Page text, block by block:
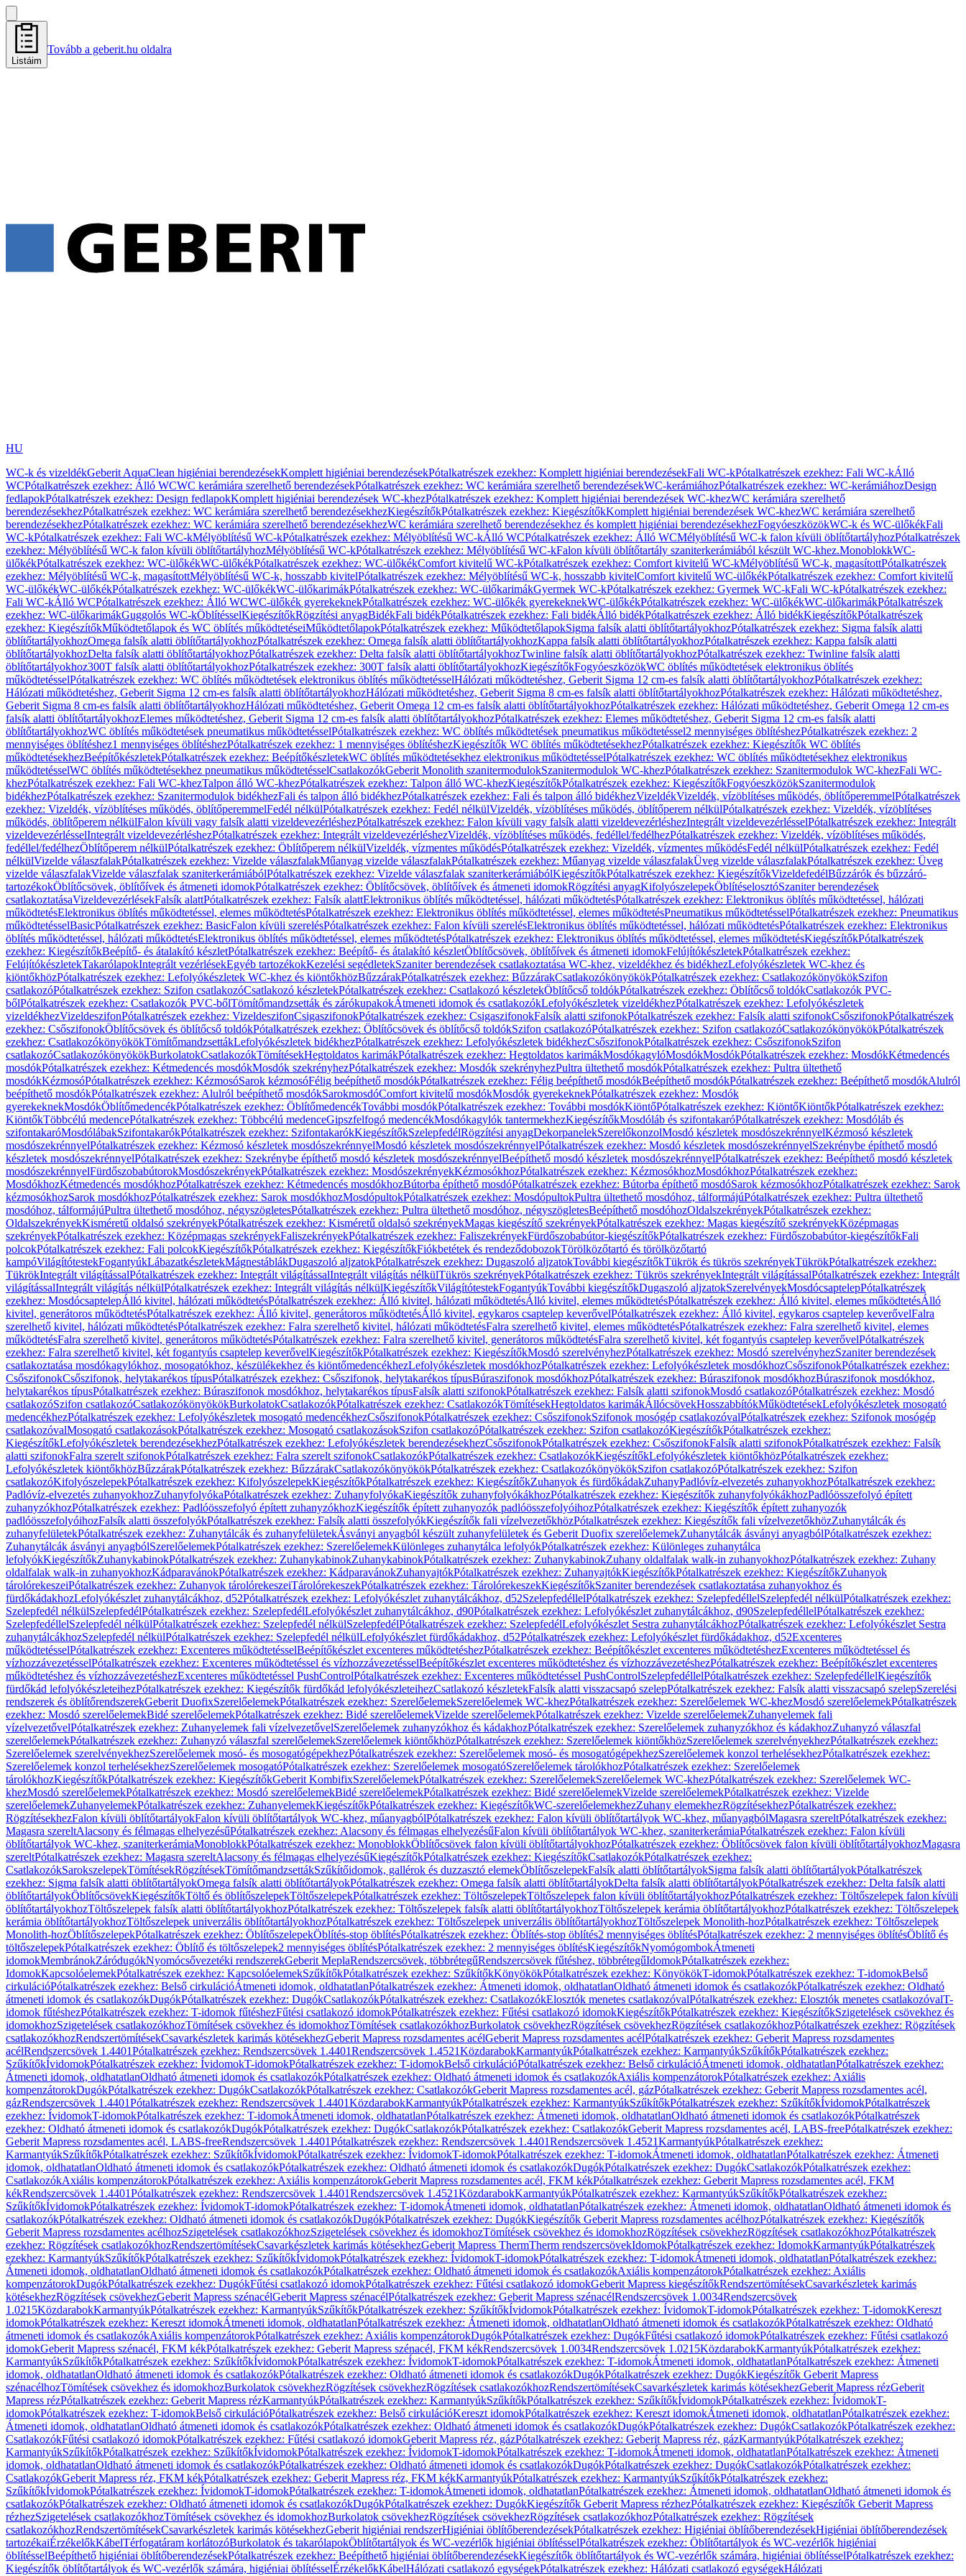
Listáim
Tovább a geberit.hu oldalra
HU
WC-k és vizeldékGeberit AquaClean higiéniai berendezésekKomplett higiéniai berendezésekPótalkatrészek ezekhez: Komplett higiéniai berendezésekFali WC-kPótalkatrészek ezekhez: Fali WC-kÁlló
WCPótalkatrészek ezekhez: Álló WCWC kerámiára szerelhető berendezésekPótalkatrészek ezekhez: WC kerámiára szerelhető berendezésekWC-kerámiáhozPótalkatrészek ezekhez: WC-kerámiáhozDesign
fedlapokPótalkatrészek ezekhez: Design fedlapokKomplett higiéniai berendezések WC-khezPótalkatrészek ezekhez: Komplett higiéniai berendezések WC-khezWC kerámiára szerelhető
berendezésekhezPótalkatrészek ezekhez: WC kerámiára szerelhető berendezésekhezKiegészítőkPótalkatrészek ezekhez: KiegészítőkKomplett higiéniai berendezések WC-khezWC kerámiára szerelhető
berendezésekhezPótalkatrészek ezekhez: WC kerámiára szerelhető berendezésekhezWC kerámiára szerelhető berendezésekhez és komplett higiéniai berendezésekhezFogyóeszközökWC-k és WC-ülőkékFali
WC-kPótalkatrészek ezekhez: Fali WC-kMélyöblítésű WC-kPótalkatrészek ezekhez: Mélyöblítésű WC-kÁlló WCPótalkatrészek ezekhez: Álló WCMélyöblítésű WC-k falon kívüli öblítőtartályhozPótalkatrészek
ezekhez: Mélyöblítésű WC-k falon kívüli öblítőtartályhozMélyöblítésű WC-kPótalkatrészek ezekhez: Mélyöblítésű WC-kFalon kívüli öblítőtartály szaniterkerámiából készült WC-khez.MonoblokkWC-
ülőkékPótalkatrészek ezekhez: WC-ülőkékWC-ülőkékPótalkatrészek ezekhez: WC-ülőkékComfort kivitelű WC-kPótalkatrészek ezekhez: Comfort kivitelű WC-kMélyöblítésű WC-k, magasítottPótalkatrészek
ezekhez: Mélyöblítésű WC-k, magasítottMélyöblítésű WC-k, hosszabb kivitelPótalkatrészek ezekhez: Mélyöblítésű WC-k, hosszabb kivitelComfort kivitelű WC-ülőkékPótalkatrészek ezekhez: Comfort kivitelű
WC-ülőkékWC-ülőkékPótalkatrészek ezekhez: WC-ülőkékWC-ülőkarimákPótalkatrészek ezekhez: WC-ülőkarimákGyermek WC-kPótalkatrészek ezekhez: Gyermek WC-kFali WC-kPótalkatrészek ezekhez:
Fali WC-kÁlló WCPótalkatrészek ezekhez: Álló WCWC-ülőkék gyerekeknekPótalkatrészek ezekhez: WC-ülőkék gyerekeknekWC-ülőkékPótalkatrészek ezekhez: WC-ülőkékWC-ülőkarimákPótalkatrészek
ezekhez: WC-ülőkarimákGuggolós WC-kÖblítésselKiegészítőkRögzítési anyagBidékFali bidékPótalkatrészek ezekhez: Fali bidékÁlló bidékPótalkatrészek ezekhez: Álló bidékKiegészítőkPótalkatrészek
ezekhez: KiegészítőkMűködtetőlapok és WC öblítés működtetéseiMűködtetőlapokPótalkatrészek ezekhez: MűködtetőlapokSigma falsík alatti öblítőtartályokhozPótalkatrészek ezekhez: Sigma falsík alatti
öblítőtartályokhozOmega falsík alatti öblítőtartályokhozPótalkatrészek ezekhez: Omega falsík alatti öblítőtartályokhozKappa falsík alatti öblítőtartályokhozPótalkatrészek ezekhez: Kappa falsík alatti
öblítőtartályokhozDelta falsík alatti öblítőtartályokhozPótalkatrészek ezekhez: Delta falsík alatti öblítőtartályokhozTwinline falsík alatti öblítőtartályokhozPótalkatrészek ezekhez: Twinline falsík alatti
öblítőtartályokhoz300T falsík alatti öblítőtartályokhozPótalkatrészek ezekhez: 300T falsík alatti öblítőtartályokhozKiegészítőkFogyóeszközökWC öblítés működtetések elektronikus öblítés
működtetésselPótalkatrészek ezekhez: WC öblítés működtetések elektronikus öblítés működtetésselHálózati működtetéshez, Geberit Sigma 12 cm-es falsík alatti öblítőtartályokhozPótalkatrészek ezekhez:
Hálózati működtetéshez, Geberit Sigma 12 cm-es falsík alatti öblítőtartályokhozHálózati működtetéshez, Geberit Sigma 8 cm-es falsík alatti öblítőtartályokhozPótalkatrészek ezekhez: Hálózati működtetéshez,
Geberit Sigma 8 cm-es falsík alatti öblítőtartályokhozHálózati működtetéshez, Geberit Omega 12 cm-es falsík alatti öblítőtartályokhozPótalkatrészek ezekhez: Hálózati működtetéshez, Geberit Omega 12 cm-es
falsík alatti öblítőtartályokhozElemes működtetéshez, Geberit Sigma 12 cm-es falsík alatti öblítőtartályokhozPótalkatrészek ezekhez: Elemes működtetéshez, Geberit Sigma 12 cm-es falsík alatti
öblítőtartályokhozWC öblítés működtetések pneumatikus működtetésselPótalkatrészek ezekhez: WC öblítés működtetések pneumatikus működtetéssel2 mennyiséges öblítéshezPótalkatrészek ezekhez: 2
mennyiséges öblítéshez1 mennyiséges öblítéshezPótalkatrészek ezekhez: 1 mennyiséges öblítéshezKiegészítők WC öblítés működtetésekhezPótalkatrészek ezekhez: Kiegészítők WC öblítés
működtetésekhezBeépítőkészletekPótalkatrészek ezekhez: BeépítőkészletekWC öblítés működtetésekhez elektronikus működtetésselPótalkatrészek ezekhez: WC öblítés működtetésekhez elektronikus
működtetésselWC öblítés működtetésekhez pneumatikus működtetésselCsatlakozókGeberit Monolith szanitermodulokSzanitermodulok WC-khezPótalkatrészek ezekhez: Szanitermodulok WC-khezFali WC-
khezPótalkatrészek ezekhez: Fali WC-khezTalpon álló WC-khezPótalkatrészek ezekhez: Talpon álló WC-khezKiegészítőkPótalkatrészek ezekhez: KiegészítőkFogyóeszközökSzanitermodulok
bidékhezPótalkatrészek ezekhez: Szanitermodulok bidékhezFali és talpon álló bidékhezPótalkatrészek ezekhez: Fali és talpon álló bidékhezVizeldékVizeldék, vízöblítéses működés, öblítőperemmelPótalkatrészek
ezekhez: Vizeldék, vízöblítéses működés, öblítőperemmelFedél nélkülPótalkatrészek ezekhez: Fedél nélkülVizeldék, vízöblítéses működés, öblítőperem nélkülPótalkatrészek ezekhez: Vizeldék, vízöblítéses
működés, öblítőperem nélkülFalon kívüli vagy falsík alatti vizeldevezérléshezPótalkatrészek ezekhez: Falon kívüli vagy falsík alatti vizeldevezérléshezIntegrált vizeldevezérlésselPótalkatrészek ezekhez: Integrált
vizeldevezérlésselIntegrált vizeldevezérléshezPótalkatrészek ezekhez: Integrált vizeldevezérléshezVizeldék, vízöblítéses működés, fedéllel/fedélhezPótalkatrészek ezekhez: Vizeldék, vízöblítéses működés,
fedéllel/fedélhezÖblítőperem nélkülPótalkatrészek ezekhez: Öblítőperem nélkülVizeldék, vízmentes működésPótalkatrészek ezekhez: Vizeldék, vízmentes működésFedél nélkülPótalkatrészek ezekhez: Fedél
nélkülVizelde válaszfalakPótalkatrészek ezekhez: Vizelde válaszfalakMűanyag vizelde válaszfalakPótalkatrészek ezekhez: Műanyag vizelde válaszfalakÜveg vizelde válaszfalakPótalkatrészek ezekhez: Üveg
vizelde válaszfalakVizelde válaszfalak szaniterkerámiábólPótalkatrészek ezekhez: Vizelde válaszfalak szaniterkerámiábólKiegészítőkPótalkatrészek ezekhez: KiegészítőkVizeldefedélBűzzárók és bűzzáró-
tartozékokÖblítőcsövek, öblítőívek és átmeneti idomokPótalkatrészek ezekhez: Öblítőcsövek, öblítőívek és átmeneti idomokRögzítési anyagKifolyószelepekÖblítéselosztóSzaniter berendezések
csatlakoztatásaVizeldevezérlésekFalsík alattPótalkatrészek ezekhez: Falsík alattElektronikus öblítés működtetéssel, hálózati működtetésPótalkatrészek ezekhez: Elektronikus öblítés működtetéssel, hálózati
működtetésElektronikus öblítés működtetéssel, elemes működtetésPótalkatrészek ezekhez: Elektronikus öblítés működtetéssel, elemes működtetésPneumatikus működtetésselPótalkatrészek ezekhez: Pneumatikus
működtetésselBasicPótalkatrészek ezekhez: BasicFalon kívüli szerelésPótalkatrészek ezekhez: Falon kívüli szerelésElektronikus öblítés működtetéssel, hálózati működtetésPótalkatrészek ezekhez: Elektronikus
öblítés működtetéssel, hálózati működtetésElektronikus öblítés működtetéssel, elemes működtetésPótalkatrészek ezekhez: Elektronikus öblítés működtetéssel, elemes működtetésKiegészítőkPótalkatrészek
ezekhez: KiegészítőkBeépítő- és átalakító készletPótalkatrészek ezekhez: Beépítő- és átalakító készletÖblítőcsövek, öblítőívek és átmeneti idomokFelújítókészletekPótalkatrészek ezekhez:
FelújítókészletekTakarólapokIntegrált vezérlésekEgyéb tartozékokKezelési segédletekSzaniter berendezések csatlakoztatása WC-khez, vizeldékhez és bidékhezLefolyókészletek WC-khez és
kiöntőkhözPótalkatrészek ezekhez: Lefolyókészletek WC-khez és kiöntőkhözBűzzárakPótalkatrészek ezekhez: BűzzárakCsatlakozókönyökökPótalkatrészek ezekhez: CsatlakozókönyökökSzifon
csatlakozóPótalkatrészek ezekhez: Szifon csatlakozóCsatlakozó készletekPótalkatrészek ezekhez: Csatlakozó készletekÖblítőcső toldókPótalkatrészek ezekhez: Öblítőcső toldókCsatlakozók PVC-
bőlPótalkatrészek ezekhez: Csatlakozók PVC-bőlTömítőmandzsetták és zárókupakokÁtmeneti idomok és csatlakozókLefolyókészletek vizeldékhezPótalkatrészek ezekhez: Lefolyókészletek
vizeldékhezVizeldeszifonPótalkatrészek ezekhez: VizeldeszifonCsigaszifonokPótalkatrészek ezekhez: CsigaszifonokFalsík alatti szifonokPótalkatrészek ezekhez: Falsík alatti szifonokCsőszifonokPótalkatrészek
ezekhez: CsőszifonokÖblítőcsövek és öblítőcső toldókPótalkatrészek ezekhez: Öblítőcsövek és öblítőcső toldókSzifon csatlakozóPótalkatrészek ezekhez: Szifon csatlakozóCsatlakozókönyökökPótalkatrészek
ezekhez: CsatlakozókönyökökTömítőmandzsettákLefolyókészletek bidékhezPótalkatrészek ezekhez: Lefolyókészletek bidékhezCsőszifonokPótalkatrészek ezekhez: CsőszifonokSzifon
csatlakozóCsatlakozókönyökökBurkolatokCsatlakozókTömítésekHegtoldatos karimákPótalkatrészek ezekhez: Hegtoldatos karimákMosdókagylóMosdókMosdókPótalkatrészek ezekhez: MosdókKétmedencés
mosdókPótalkatrészek ezekhez: Kétmedencés mosdókMosdók szekrényhezPótalkatrészek ezekhez: Mosdók szekrényhezPultra ültethető mosdókPótalkatrészek ezekhez: Pultra ültethető
mosdókKézmosóPótalkatrészek ezekhez: KézmosóSarok kézmosóFélig beépíthető mosdókPótalkatrészek ezekhez: Félig beépíthető mosdókBeépíthető mosdókPótalkatrészek ezekhez: Beépíthető mosdókAlulról
beépíthető mosdókPótalkatrészek ezekhez: Alulról beépíthető mosdókSarokmosdóComfort kivitelű mosdókMosdók gyerekeknekPótalkatrészek ezekhez: Mosdók
gyerekeknekMosdókÖblítőmedencékPótalkatrészek ezekhez: ÖblítőmedencékTovábbi mosdókPótalkatrészek ezekhez: További mosdókKiöntőPótalkatrészek ezekhez: KiöntőKiöntőkPótalkatrészek ezekhez:
KiöntőkTöbbcélú medencePótalkatrészek ezekhez: Többcélú medenceGipszfelfogó medencékMosdókagylók tantermekhezKiegészítőkMosdóláb és szifontakaróPótalkatrészek ezekhez: Mosdóláb és
szifontakaróMosdólábakSzifontakarókPótalkatrészek ezekhez: SzifontakarókKiegészítőkSzelepfedélRögzítési anyagDekorpanelekSzerelőkonzolMosdó készletek mosdószekrénnyelKézmosó készletek
mosdószekrénnyelPótalkatrészek ezekhez: Kézmosó készletek mosdószekrénnyelMosdó készletek mosdószekrénnyelPótalkatrészek ezekhez: Mosdó készletek mosdószekrénnyelSzekrénybe építhető mosdó
készletek mosdószekrénnyelPótalkatrészek ezekhez: Szekrénybe építhető mosdó készletek mosdószekrénnyelBeépíthető mosdó készletek mosdószekrénnyelPótalkatrészek ezekhez: Beépíthető mosdó készletek
mosdószekrénnyelFürdőszobabútorokMosdószekrényekPótalkatrészek ezekhez: MosdószekrényekKézmosókhozPótalkatrészek ezekhez: KézmosókhozMosdókhozPótalkatrészek ezekhez:
MosdókhozKétmedencés mosdókhozPótalkatrészek ezekhez: Kétmedencés mosdókhozBútorba építhető mosdóPótalkatrészek ezekhez: Bútorba építhető mosdóSarok kézmosókhozPótalkatrészek ezekhez: Sarok
kézmosókhozSarok mosdókhozPótalkatrészek ezekhez: Sarok mosdókhozMosdópultokPótalkatrészek ezekhez: MosdópultokPultra ültethető mosdóhoz, tálformájúPótalkatrészek ezekhez: Pultra ültethető
mosdóhoz, tálformájúPultra ültethető mosdóhoz, négyszögletesPótalkatrészek ezekhez: Pultra ültethető mosdóhoz, négyszögletesBeépíthető mosdóhozOldalszekrényekPótalkatrészek ezekhez:
OldalszekrényekKisméretű oldalsó szekrényekPótalkatrészek ezekhez: Kisméretű oldalsó szekrényekMagas kiegészítő szekrényekPótalkatrészek ezekhez: Magas kiegészítő szekrényekKözépmagas
szekrényekPótalkatrészek ezekhez: Középmagas szekrényekFaliszekrényekPótalkatrészek ezekhez: FaliszekrényekFürdőszobabútor-kiegészítőkPótalkatrészek ezekhez: Fürdőszobabútor-kiegészítőkFali
polcokPótalkatrészek ezekhez: Fali polcokKiegészítőkPótalkatrészek ezekhez: KiegészítőkFiókbetétek és rendeződobozokTörölközőtartó és törölközőtartó
kampóVilágítótestekFogantyúkLábazatkészletekMágnestáblákDugaszoló aljzatokPótalkatrészek ezekhez: Dugaszoló aljzatokTovábbi kiegészítőkTükrök és tükrös szekrényekTükrökPótalkatrészek ezekhez:
TükrökIntegrált világítássalPótalkatrészek ezekhez: Integrált világítássalIntegrált világítás nélkülTükrös szekrényekPótalkatrészek ezekhez: Tükrös szekrényekIntegrált világítássalPótalkatrészek ezekhez: Integrált
világítássalIntegrált világítás nélkülPótalkatrészek ezekhez: Integrált világítás nélkülKiegészítőkVilágítótestekFogantyúkTovábbi kiegészítőkDugaszoló aljzatokSzerelvényekMosdócsaptelepPótalkatrészek
ezekhez: MosdócsaptelepÁlló kivitel, hálózati működtetésPótalkatrészek ezekhez: Álló kivitel, hálózati működtetésÁlló kivitel, elemes működtetésPótalkatrészek ezekhez: Álló kivitel, elemes működtetésÁlló
kivitel, generátoros működtetésPótalkatrészek ezekhez: Álló kivitel, generátoros működtetésÁlló kivitel, egykaros csaptelep keverővelPótalkatrészek ezekhez: Álló kivitel, egykaros csaptelep keverővelFalra
szerelhető kivitel, hálózati működtetésPótalkatrészek ezekhez: Falra szerelhető kivitel, hálózati működtetésFalra szerelhető kivitel, elemes működtetésPótalkatrészek ezekhez: Falra szerelhető kivitel, elemes
működtetésFalra szerelhető kivitel, generátoros működtetésPótalkatrészek ezekhez: Falra szerelhető kivitel, generátoros működtetésFalra szerelhető kivitel, két fogantyús csaptelep keverővelPótalkatrészek
ezekhez: Falra szerelhető kivitel, két fogantyús csaptelep keverővelKiegészítőkPótalkatrészek ezekhez: KiegészítőkMosdó szerelvényhezPótalkatrészek ezekhez: Mosdó szerelvényhezSzaniter berendezések
csatlakoztatása mosdókagylókhoz, mosogatókhoz, készülékekhez és kiöntőmedencékhezLefolyókészletek mosdókhozPótalkatrészek ezekhez: Lefolyókészletek mosdókhozCsőszifonokPótalkatrészek ezekhez:
CsőszifonokCsőszifonok, helytakarékos típusPótalkatrészek ezekhez: Csőszifonok, helytakarékos típusBúraszifonok mosdókhozPótalkatrészek ezekhez: Búraszifonok mosdókhozBúraszifonok mosdókhoz,
helytakarékos típusPótalkatrészek ezekhez: Búraszifonok mosdókhoz, helytakarékos típusFalsík alatti szifonokPótalkatrészek ezekhez: Falsík alatti szifonokMosdó csatlakozóPótalkatrészek ezekhez: Mosdó
csatlakozóSzifon csatlakozóCsatlakozókönyökökBurkolatokCsatlakozókPótalkatrészek ezekhez: CsatlakozókTömítésekHegtoldatos karimákÁllócsövekHosszabbítókMűködtetésekLefolyókészletek mosogató
medencékhezPótalkatrészek ezekhez: Lefolyókészletek mosogató medencékhezCsőszifonokPótalkatrészek ezekhez: CsőszifonokSzifonok mosógép csatlakozóvalPótalkatrészek ezekhez: Szifonok mosógép
csatlakozóvalMosogató csatlakozásokPótalkatrészek ezekhez: Mosogató csatlakozásokSzifon csatlakozóPótalkatrészek ezekhez: Szifon csatlakozóKiegészítőkPótalkatrészek ezekhez:
KiegészítőkLefolyókészletek berendezésekhezPótalkatrészek ezekhez: Lefolyókészletek berendezésekhezCsőszifonokPótalkatrészek ezekhez: CsőszifonokFalsík alatti szifonokPótalkatrészek ezekhez: Falsík
alatti szifonokFalra szerelt szifonokPótalkatrészek ezekhez: Falra szerelt szifonokCsatlakozókPótalkatrészek ezekhez: CsatlakozókKiegészítőkLefolyókészletek kiöntőkhözPótalkatrészek ezekhez:
Lefolyókészletek kiöntőkhözBűzzárakPótalkatrészek ezekhez: BűzzárakCsatlakozókönyökökPótalkatrészek ezekhez: CsatlakozókönyökökSzifon csatlakozóPótalkatrészek ezekhez: Szifon
csatlakozóKifolyószelepekPótalkatrészek ezekhez: KifolyószelepekKiegészítőkPótalkatrészek ezekhez: KiegészítőkZuhanyok és fürdőkádakZuhanyPadlóvíz-elvezetés zuhanyokhozPótalkatrészek ezekhez:
Padlóvíz-elvezetés zuhanyokhozZuhanyfolyókaPótalkatrészek ezekhez: ZuhanyfolyókaKiegészítők zuhanyfolyókákhozPótalkatrészek ezekhez: Kiegészítők zuhanyfolyókákhozPadlóösszefolyó épített
zuhanyzókhozPótalkatrészek ezekhez: Padlóösszefolyó épített zuhanyzókhozKiegészítők épített zuhanyozók padlóösszefolyóihozPótalkatrészek ezekhez: Kiegészítők épített zuhanyozók
padlóösszefolyóihozFalsík alatti összefolyókPótalkatrészek ezekhez: Falsík alatti összefolyókKiegészítők fali vízelvezetőkhözPótalkatrészek ezekhez: Kiegészítők fali vízelvezetőkhözZuhanytálcák és
zuhanyfelületekPótalkatrészek ezekhez: Zuhanytálcák és zuhanyfelületekÁsványi anyagból készült zuhanyfelületek és Geberit Duofix szerelőelemekZuhanytálcák ásványi anyagbólPótalkatrészek ezekhez:
Zuhanytálcák ásványi anyagbólSzerelőelemekPótalkatrészek ezekhez: SzerelőelemekKülönleges zuhanytálca lefolyókPótalkatrészek ezekhez: Különleges zuhanytálca
lefolyókKiegészítőkZuhanykabinokPótalkatrészek ezekhez: ZuhanykabinokZuhanykabinokPótalkatrészek ezekhez: ZuhanykabinokZuhany oldalfalak walk-in zuhanyokhozPótalkatrészek ezekhez: Zuhany
oldalfalak walk-in zuhanyokhozKádparavánokPótalkatrészek ezekhez: KádparavánokZuhanyajtókPótalkatrészek ezekhez: ZuhanyajtókKiegészítőkPótalkatrészek ezekhez: KiegészítőkZuhanyok
tárolórekeszeiPótalkatrészek ezekhez: Zuhanyok tárolórekeszeiTárolórekeszekPótalkatrészek ezekhez: TárolórekeszekKiegészítőkSzaniter berendezések csatlakoztatása zuhanyokhoz és
fürdőkádakhozLefolyókészlet zuhanytálcákhoz, d52Pótalkatrészek ezekhez: Lefolyókészlet zuhanytálcákhoz, d52SzelepfedéllelPótalkatrészek ezekhez: SzelepfedéllelSzelepfedél nélkülPótalkatrészek ezekhez:
Szelepfedél nélkülSzelepfedélPótalkatrészek ezekhez: SzelepfedélLefolyókészlet zuhanytálcákhoz, d90Pótalkatrészek ezekhez: Lefolyókészlet zuhanytálcákhoz, d90SzelepfedéllelPótalkatrészek ezekhez:
SzelepfedéllelSzelepfedél nélkülPótalkatrészek ezekhez: Szelepfedél nélkülSzelepfedélPótalkatrészek ezekhez: SzelepfedélLefolyókészlet Sestra zuhanytálcákhozPótalkatrészek ezekhez: Lefolyókészlet Sestra
zuhanytálcákhozSzelepfedél nélkülPótalkatrészek ezekhez: Szelepfedél nélkülLefolyókészlet fürdőkádakhoz, d52Pótalkatrészek ezekhez: Lefolyókészlet fürdőkádakhoz, d52Excenteres
működtetésselPótalkatrészek ezekhez: Excenteres működtetésselBeépítőkészlet excenteres működtetéshezPótalkatrészek ezekhez: Beépítőkészlet excenteres működtetéshezExcenteres működtetéssel és
vízhozzávezetésselPótalkatrészek ezekhez: Excenteres működtetéssel és vízhozzávezetésselBeépítőkészlet excenteres működtetéshez és vízhozzávezetéshezPótalkatrészek ezekhez: Beépítőkészlet excenteres
működtetéshez és vízhozzávezetéshezExcenteres működtetéssel PushControlPótalkatrészek ezekhez: Excenteres működtetéssel PushControlSzelepfedéllelPótalkatrészek ezekhez: SzelepfedéllelKiegészítők
fürdőkád lefolyókészleteihezPótalkatrészek ezekhez: Kiegészítők fürdőkád lefolyókészleteihezCsatlakozó készletekFalsík alatti visszacsapó szelepPótalkatrészek ezekhez: Falsík alatti visszacsapó szelepSzerelési
rendszerek és öblítőrendszerekGeberit DuofixSzerelőelemekPótalkatrészek ezekhez: SzerelőelemekSzerelőelemek WC-khezPótalkatrészek ezekhez: Szerelőelemek WC-khezMosdó szerelőelemekPótalkatrészek
ezekhez: Mosdó szerelőelemekBidé szerelőelemekPótalkatrészek ezekhez: Bidé szerelőelemekVizelde szerelőelemekPótalkatrészek ezekhez: Vizelde szerelőelemekZuhanyelemek fali
vízelvezetővelPótalkatrészek ezekhez: Zuhanyelemek fali vízelvezetővelSzerelőelemek zuhanyzókhoz és kádakhozPótalkatrészek ezekhez: Szerelőelemek zuhanyzókhoz és kádakhozZuhanyzó válaszfal
szerelőelemekPótalkatrészek ezekhez: Zuhanyzó válaszfal szerelőelemekSzerelőelemek kiöntőkhözPótalkatrészek ezekhez: Szerelőelemek kiöntőkhözSzerelőelemek szerelvényekhezPótalkatrészek ezekhez:
Szerelőelemek szerelvényekhezSzerelőelemek mosó- és mosogatógépekhezPótalkatrészek ezekhez: Szerelőelemek mosó- és mosogatógépekhezSzerelőelemek konzol terhelésekhezPótalkatrészek ezekhez:
Szerelőelemek konzol terhelésekhezSzerelőelemek mosogatóPótalkatrészek ezekhez: Szerelőelemek mosogatóSzerelőelemek tárolókhozPótalkatrészek ezekhez: Szerelőelemek
tárolókhozKiegészítőkPótalkatrészek ezekhez: KiegészítőkGeberit KombifixSzerelőelemekPótalkatrészek ezekhez: SzerelőelemekSzerelőelemek WC-khezPótalkatrészek ezekhez: Szerelőelemek WC-
khezMosdó szerelőelemekPótalkatrészek ezekhez: Mosdó szerelőelemekBidé szerelőelemekPótalkatrészek ezekhez: Bidé szerelőelemekVizelde szerelőelemekPótalkatrészek ezekhez: Vizelde
szerelőelemekZuhanyelemekPótalkatrészek ezekhez: ZuhanyelemekKiegészítőkPótalkatrészek ezekhez: KiegészítőkWC-szerelőelemekhezZuhany elemekhezRögzítésekhezPótalkatrészek ezekhez:
RögzítésekhezFalon kívüli öblítőtartályokFalon kívüli öblítőtartályok WC-khez, műanyagbólPótalkatrészek ezekhez: Falon kívüli öblítőtartályok WC-khez, műanyagbólMagasra szereltPótalkatrészek ezekhez:
Magasra szereltAlacsony és félmagas elhelyezésűPótalkatrészek ezekhez: Alacsony és félmagas elhelyezésűFalon kívüli öblítőtartályok WC-khez, szaniterkerámiaPótalkatrészek ezekhez: Falon kívüli
öblítőtartályok WC-khez, szaniterkerámiaMonoblokkPótalkatrészek ezekhez: MonoblokkÖblítőcsövek falon kívüli öblítőtartályokhozPótalkatrészek ezekhez: Öblítőcsövek falon kívüli öblítőtartályokhozMagasra
szereltPótalkatrészek ezekhez: Magasra szereltAlacsony és félmagas elhelyezésűKiegészítőkPótalkatrészek ezekhez: KiegészítőkCsatlakozókPótalkatrészek ezekhez:
CsatlakozókSarokszelepekTömítésekRögzítésekTömítőmandzsettákSzűkítőidomok, gallérok és duzzasztó elemekÖblítőszelepekFalsík alatti öblítőtartályokSigma falsík alatti öblítőtartályokPótalkatrészek
ezekhez: Sigma falsík alatti öblítőtartályokOmega falsík alatti öblítőtartályokPótalkatrészek ezekhez: Omega falsík alatti öblítőtartályokDelta falsík alatti öblítőtartályokPótalkatrészek ezekhez: Delta falsík alatti
öblítőtartályokÖblítőcsövekKiegészítőkTöltő és öblítőszelepekTöltőszelepekPótalkatrészek ezekhez: TöltőszelepekTöltőszelepek falon kívüli öblítőtartályokhozPótalkatrészek ezekhez: Töltőszelepek falon kívüli
öblítőtartályokhozTöltőszelepek falsík alatti öblítőtartályokhozPótalkatrészek ezekhez: Töltőszelepek falsík alatti öblítőtartályokhozTöltőszelepek kerámia öblítőtartályokhozPótalkatrészek ezekhez: Töltőszelepek
kerámia öblítőtartályokhozTöltőszelepek univerzális öblítőtartályokhozPótalkatrészek ezekhez: Töltőszelepek univerzális öblítőtartályokhozTöltőszelepek Monolith-hozPótalkatrészek ezekhez: Töltőszelepek
Monolith-hozÖblítőszelepekPótalkatrészek ezekhez: ÖblítőszelepekÖblítés-stop öblítésPótalkatrészek ezekhez: Öblítés-stop öblítés2 mennyiséges öblítésPótalkatrészek ezekhez: 2 mennyiséges öblítésÖblítő és
töltőszelepekPótalkatrészek ezekhez: Öblítő és töltőszelepek2 mennyiséges öblítésPótalkatrészek ezekhez: 2 mennyiséges öblítésKiegészítőkNyomógombokÁtmeneti
idomokMembránokZáródugókNyomócsővezetéki rendszerekGeberit MeplaRendszercsövek, többrétegűRendszercsövek fűtéshez, többrétegűIdomokPótalkatrészek ezekhez:
IdomokKapcsolóelemekPótalkatrészek ezekhez: KapcsolóelemekSzűkítőkPótalkatrészek ezekhez: SzűkítőkKönyökökPótalkatrészek ezekhez: KönyökökT-idomokPótalkatrészek ezekhez: T-idomokBelső
cirkulációPótalkatrészek ezekhez: Belső cirkulációÁtmeneti idomok, oldhatatlanPótalkatrészek ezekhez: Átmeneti idomok, oldhatatlanOldható átmeneti idomok és csatlakozókPótalkatrészek ezekhez: Oldható
átmeneti idomok és csatlakozókDugókPótalkatrészek ezekhez: DugókCsatlakozókPótalkatrészek ezekhez: CsatlakozókElosztók menetes csatlakozóvalPótalkatrészek ezekhez: Elosztók menetes csatlakozóvalT-
idomok fűtéshezPótalkatrészek ezekhez: T-idomok fűtéshezFűtési csatlakozó idomokPótalkatrészek ezekhez: Fűtési csatlakozó idomokKiegészítőkPótalkatrészek ezekhez: KiegészítőkSzigetelések csövekhez és
idomokhozSzigetelések csatlakozókhozTömítések csövekhez és idomokhozTömítések csatlakozókhozBurkolatok csövekhezRögzítések csövekhezRögzítések csatlakozókhozPótalkatrészek ezekhez: Rögzítések
csatlakozókhozRendszertömítésekCsavarkészletek karimás kötésekhezGeberit Mapress rozsdamentes acélGeberit Mapress rozsdamentes acélPótalkatrészek ezekhez: Geberit Mapress rozsdamentes
acélRendszercsövek 1.4401Pótalkatrészek ezekhez: Rendszercsövek 1.4401Rendszercsövek 1.4521KözdarabokKarmantyúkPótalkatrészek ezekhez: KarmantyúkSzűkítőkPótalkatrészek ezekhez:
SzűkítőkÍvidomokPótalkatrészek ezekhez: ÍvidomokT-idomokPótalkatrészek ezekhez: T-idomokBelső cirkulációPótalkatrészek ezekhez: Belső cirkulációÁtmeneti idomok, oldhatatlanPótalkatrészek ezekhez:
Átmeneti idomok, oldhatatlanOldható átmeneti idomok és csatlakozókPótalkatrészek ezekhez: Oldható átmeneti idomok és csatlakozókAxiális kompenzátorokPótalkatrészek ezekhez: Axiális
kompenzátorokDugókPótalkatrészek ezekhez: DugókCsatlakozókPótalkatrészek ezekhez: CsatlakozókGeberit Mapress rozsdamentes acél, gázPótalkatrészek ezekhez: Geberit Mapress rozsdamentes acél,
gázRendszercsövek 1.4401Pótalkatrészek ezekhez: Rendszercsövek 1.4401KözdarabokKarmantyúkPótalkatrészek ezekhez: KarmantyúkSzűkítőkPótalkatrészek ezekhez: SzűkítőkÍvidomokPótalkatrészek
ezekhez: ÍvidomokT-idomokPótalkatrészek ezekhez: T-idomokÁtmeneti idomok, oldhatatlanPótalkatrészek ezekhez: Átmeneti idomok, oldhatatlanOldható átmeneti idomok és csatlakozókPótalkatrészek
ezekhez: Oldható átmeneti idomok és csatlakozókDugókPótalkatrészek ezekhez: DugókCsatlakozókPótalkatrészek ezekhez: CsatlakozókGeberit Mapress rozsdamentes acél, LABS-freePótalkatrészek ezekhez:
Geberit Mapress rozsdamentes acél, LABS-freeRendszercsövek 1.4401Pótalkatrészek ezekhez: Rendszercsövek 1.4401Rendszercsövek 1.4521KarmantyúkPótalkatrészek ezekhez:
KarmantyúkSzűkítőkPótalkatrészek ezekhez: SzűkítőkÍvidomokPótalkatrészek ezekhez: ÍvidomokT-idomokPótalkatrészek ezekhez: T-idomokÁtmeneti idomok, oldhatatlanPótalkatrészek ezekhez: Átmeneti
idomok, oldhatatlanOldható átmeneti idomok és csatlakozókPótalkatrészek ezekhez: Oldható átmeneti idomok és csatlakozókDugókPótalkatrészek ezekhez: DugókCsatlakozókPótalkatrészek ezekhez:
CsatlakozókAxiális kompenzátorokPótalkatrészek ezekhez: Axiális kompenzátorokGeberit Mapress rozsdamentes acél, FKM kékPótalkatrészek ezekhez: Geberit Mapress rozsdamentes acél, FKM
kékRendszercsövek 1.4401Pótalkatrészek ezekhez: Rendszercsövek 1.4401Rendszercsövek 1.4521KözdarabokKarmantyúkPótalkatrészek ezekhez: KarmantyúkSzűkítőkPótalkatrészek ezekhez:
SzűkítőkÍvidomokPótalkatrészek ezekhez: ÍvidomokT-idomokPótalkatrészek ezekhez: T-idomokÁtmeneti idomok, oldhatatlanPótalkatrészek ezekhez: Átmeneti idomok, oldhatatlanOldható átmeneti idomok és
csatlakozókPótalkatrészek ezekhez: Oldható átmeneti idomok és csatlakozókDugókPótalkatrészek ezekhez: DugókKiegészítők Geberit Mapress rozsdamentes acélhozPótalkatrészek ezekhez: Kiegészítők
Geberit Mapress rozsdamentes acélhozSzigetelések csatlakozókhozSzigetelések csövekhez és idomokhozTömítések csövekhez és idomokhozRögzítések csövekhezRögzítések csatlakozókhozPótalkatrészek
ezekhez: Rögzítések csatlakozókhozRendszertömítésekCsavarkészletek karimás kötésekhezGeberit Mapress ThermTherm rendszercsövekIdomokPótalkatrészek ezekhez: IdomokKarmantyúkPótalkatrészek
ezekhez: KarmantyúkSzűkítőkPótalkatrészek ezekhez: SzűkítőkÍvidomokPótalkatrészek ezekhez: ÍvidomokT-idomokPótalkatrészek ezekhez: T-idomokÁtmeneti idomok, oldhatatlanPótalkatrészek ezekhez:
Átmeneti idomok, oldhatatlanOldható átmeneti idomok és csatlakozókPótalkatrészek ezekhez: Oldható átmeneti idomok és csatlakozókAxiális kompenzátorokPótalkatrészek ezekhez: Axiális
kompenzátorokDugókPótalkatrészek ezekhez: DugókFűtési csatlakozó idomokPótalkatrészek ezekhez: Fűtési csatlakozó idomokGeberit Mapress kiegészítőkRendszertömítésekCsavarkészletek karimás
kötésekhezRögzítések csövekhezGeberit Mapress szénacélGeberit Mapress szénacélPótalkatrészek ezekhez: Geberit Mapress szénacélRendszercsövek 1.0034Rendszercsövek
1.0215KözdarabokKarmantyúkPótalkatrészek ezekhez: KarmantyúkSzűkítőkPótalkatrészek ezekhez: SzűkítőkÍvidomokPótalkatrészek ezekhez: ÍvidomokT-idomokPótalkatrészek ezekhez: T-idomokKereszt
idomokPótalkatrészek ezekhez: Kereszt idomokÁtmeneti idomok, oldhatatlanPótalkatrészek ezekhez: Átmeneti idomok, oldhatatlanOldható átmeneti idomok és csatlakozókPótalkatrészek ezekhez: Oldható
átmeneti idomok és csatlakozókAxiális kompenzátorokPótalkatrészek ezekhez: Axiális kompenzátorokDugókPótalkatrészek ezekhez: DugókFűtési csatlakozó idomokPótalkatrészek ezekhez: Fűtési csatlakozó
idomokGeberit Mapress szénacél, FKM kékPótalkatrészek ezekhez: Geberit Mapress szénacél, FKM kékRendszercsövek 1.0034Rendszercsövek 1.0215KözdarabokKarmantyúkPótalkatrészek ezekhez:
KarmantyúkSzűkítőkPótalkatrészek ezekhez: SzűkítőkÍvidomokPótalkatrészek ezekhez: ÍvidomokT-idomokPótalkatrészek ezekhez: T-idomokÁtmeneti idomok, oldhatatlanPótalkatrészek ezekhez: Átmeneti
idomok, oldhatatlanOldható átmeneti idomok és csatlakozókPótalkatrészek ezekhez: Oldható átmeneti idomok és csatlakozókDugókPótalkatrészek ezekhez: DugókKiegészítők Geberit Mapress
szénacélhozTömítések csövekhez és idomokhozBurkolatok csövekhezRögzítések csövekhezRögzítések csatlakozókhozRendszertömítésekCsavarkészletek karimás kötésekhezGeberit Mapress rézGeberit
Mapress rézPótalkatrészek ezekhez: Geberit Mapress rézKarmantyúkPótalkatrészek ezekhez: KarmantyúkSzűkítőkPótalkatrészek ezekhez: SzűkítőkÍvidomokPótalkatrészek ezekhez: ÍvidomokT-
idomokPótalkatrészek ezekhez: T-idomokBelső cirkulációPótalkatrészek ezekhez: Belső cirkulációKereszt idomokPótalkatrészek ezekhez: Kereszt idomokÁtmeneti idomok, oldhatatlanPótalkatrészek ezekhez:
Átmeneti idomok, oldhatatlanOldható átmeneti idomok és csatlakozókPótalkatrészek ezekhez: Oldható átmeneti idomok és csatlakozókDugókPótalkatrészek ezekhez: DugókCsatlakozókPótalkatrészek ezekhez:
CsatlakozókFűtési csatlakozó idomokPótalkatrészek ezekhez: Fűtési csatlakozó idomokGeberit Mapress réz, gázPótalkatrészek ezekhez: Geberit Mapress réz, gázKarmantyúkPótalkatrészek ezekhez:
KarmantyúkSzűkítőkPótalkatrészek ezekhez: SzűkítőkÍvidomokPótalkatrészek ezekhez: ÍvidomokT-idomokPótalkatrészek ezekhez: T-idomokÁtmeneti idomok, oldhatatlanPótalkatrészek ezekhez: Átmeneti
idomok, oldhatatlanOldható átmeneti idomok és csatlakozókPótalkatrészek ezekhez: Oldható átmeneti idomok és csatlakozókDugókPótalkatrészek ezekhez: DugókCsatlakozókPótalkatrészek ezekhez:
CsatlakozókGeberit Mapress réz, FKM kékPótalkatrészek ezekhez: Geberit Mapress réz, FKM kékKarmantyúkPótalkatrészek ezekhez: KarmantyúkSzűkítőkPótalkatrészek ezekhez:
SzűkítőkÍvidomokPótalkatrészek ezekhez: ÍvidomokT-idomokPótalkatrészek ezekhez: T-idomokÁtmeneti idomok, oldhatatlanPótalkatrészek ezekhez: Átmeneti idomok, oldhatatlanOldható átmeneti idomok és
csatlakozókPótalkatrészek ezekhez: Oldható átmeneti idomok és csatlakozókDugókPótalkatrészek ezekhez: DugókKiegészítők Geberit Mapress rézhezPótalkatrészek ezekhez: Kiegészítők Geberit Mapress
rézhezSzigetelések csatlakozókhozTömítések csövekhez és idomokhozBurkolatok csövekhezRögzítések csövekhezRögzítések csatlakozókhozPótalkatrészek ezekhez: Rögzítések
csatlakozókhozRendszertömítésekCsavarkészletek karimás kötésekhezGeberit higiéniai rendszerHigiéniai öblítőberendezésekPótalkatrészek ezekhez: Higiéniai öblítőberendezésekHigiéniai öblítőberendezések
tartozékaiÉrzékelőkKábelTérfogatáram korlátozóBurkolatok és takarólapokÖblítőtartályok és WC-vezérlők higiéniai öblítésselPótalkatrészek ezekhez: Öblítőtartályok és WC-vezérlők higiéniai
öblítésselBeépíthető higiéniai öblítőberendezésekPótalkatrészek ezekhez: Beépíthető higiéniai öblítőberendezésekKiegészítők öblítőtartályok és WC-vezérlők számára, higiéniai öblítésselPótalkatrészek ezekhez:
Kiegészítők öblítőtartályok és WC-vezérlők számára, higiéniai öblítésselÉrzékelőkKábelHálózati csatlakozó egységekPótalkatrészek ezekhez: Hálózati csatlakozó egységekHálózati